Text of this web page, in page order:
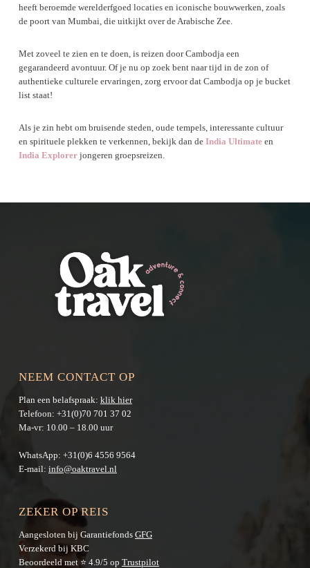
heeft beroemde werelderfgoed locaties en iconische bouwwerken, zoals
de poort van Mumbai, die uitkijkt over de Arabische Zee.
Met zoveel te zien en te doen, is reizen door Cambodja een
gegarandeerd avontuur. Of je nu op zoek bent naar tijd in de zon of
authentieke culturele ervaringen, zorg ervoor dat Cambodja op je bucket
list staat!
Als je zin hebt om bruisende steden, oude tempels, interessante cultuur
en spirituele plekken te verkennen, bekijk dan de India Ultimateen
India Explorerjongeren groepsreizen.
NEEM CONTACT OP
Plan een belafspraak: klik hier
Telefoon: +31(0)70 701 37 02
Ma-vr: 10.00 – 18.00 uur
WhatsApp: +31(0)6 4556 9564
E-mail: info@oaktravel.nl
ZEKER OP REIS
Aangesloten bij Garantiefonds GFG
Verzekerd bij KBC
Beoordeeld met ⭐ 4.9/5 op Trustpilot